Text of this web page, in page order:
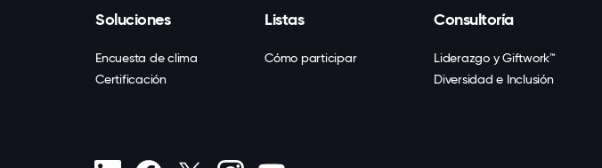
Soluciones
Encuesta de clima
Certificación
Listas
Cómo participar
Consultoría
Liderazgo y Giftwork™
Diversidad e Inclusión